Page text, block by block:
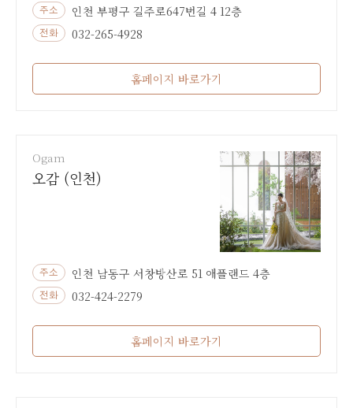
주소 인천 부평구 길주로647번길 4 12층
전화 032-265-4928
홈페이지 바로가기
Ogam
오감 (인천)
주소 인천 남동구 서창방산로 51 애플랜드 4층
전화 032-424-2279
홈페이지 바로가기